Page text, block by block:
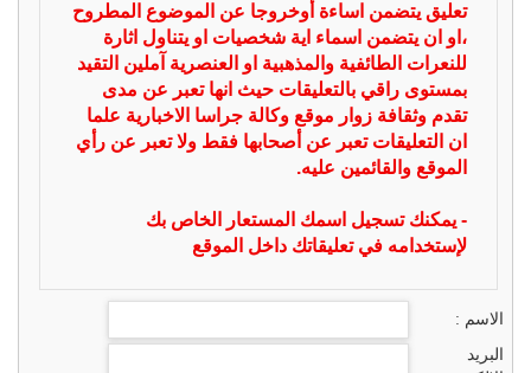
تعليق يتضمن اساءة أوخروجا عن الموضوع المطروح
،او ان يتضمن اسماء اية شخصيات او يتناول اثارة
للنعرات الطائفية والمذهبية او العنصرية آملين التقيد
بمستوى راقي بالتعليقات حيث انها تعبر عن مدى
تقدم وثقافة زوار موقع وكالة جراسا الاخبارية علما
ان التعليقات تعبر عن أصحابها فقط ولا تعبر عن رأي
الموقع والقائمين عليه.
- يمكنك تسجيل اسمك المستعار الخاص بك
لإستخدامه في تعليقاتك داخل الموقع
الاسم :
البريد